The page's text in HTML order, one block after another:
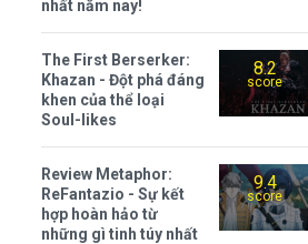
nhất năm nay!
8.2
score
The First Berserker:
Khazan - Đột phá đáng
khen của thể loại
Soul-likes
9.4
score
Review Metaphor:
ReFantazio - Sự kết
hợp hoàn hảo từ
những gì tinh túy nhất